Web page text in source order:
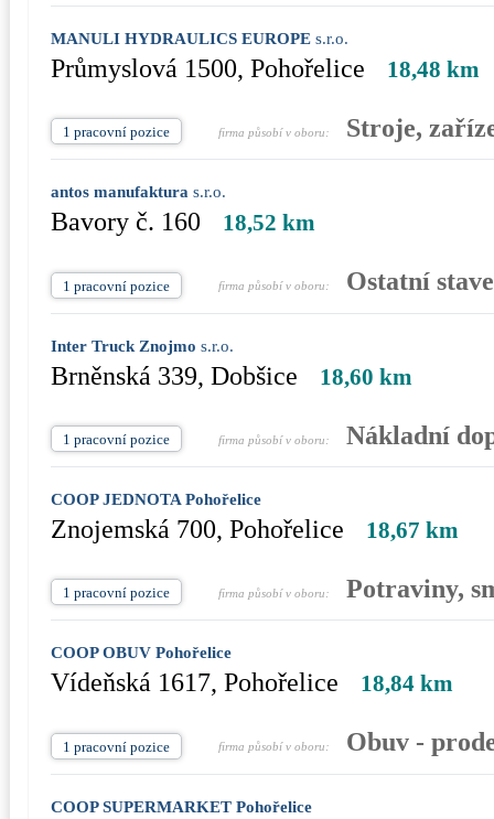
MANULI HYDRAULICS EUROPE s.r.o.
Průmyslová 1500, Pohořelice 18,48 km
1 pracovní pozice firma působí v oboru: Stroje,
antos manufaktura s.r.o.
Bavory č. 160 18,52 km
1 pracovní pozice firma působí v oboru: Ostatní
Inter Truck Znojmo s.r.o.
Brněnská 339, Dobšice 18,60 km
1 pracovní pozice firma působí v oboru: Nákladní
COOP JEDNOTA Pohořelice
Znojemská 700, Pohořelice 18,67 km
1 pracovní pozice firma působí v oboru: Potraviny,
COOP OBUV Pohořelice
Vídeňská 1617, Pohořelice 18,84 km
1 pracovní pozice firma působí v oboru: Obuv -
COOP SUPERMARKET Pohořelice